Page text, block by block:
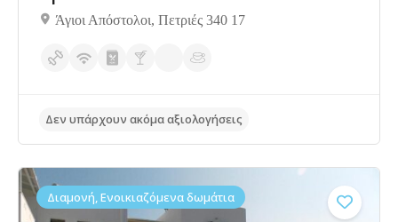
Δεν υπάρχουν ακόμα αξιολογήσεις
Άγιοι Απόστολοι, Πετριές 340 17
Διαμονή, Ενοικιαζόμενα δωμάτια